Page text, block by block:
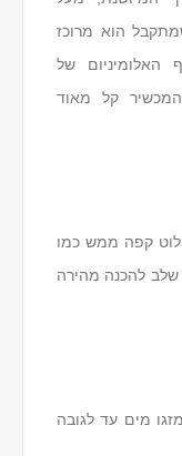
הוא מרוכז
האלומיניום של
קל מאוד
קפה ממש כמו
להכנה מהירה
מים עד לגובה